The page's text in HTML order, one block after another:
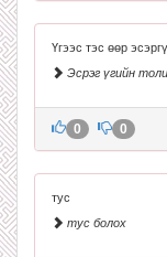
Үгээс тэс өөр
Эсрэг үгийн
0 0
тус
тус болох